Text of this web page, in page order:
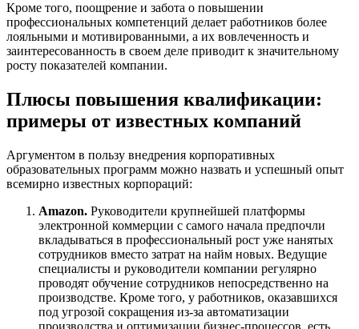
Кроме того, поощрение и забота о повышении
профессиональных компетенций делает работников более
лояльными и мотивированными, а их вовлеченность и
заинтересованность в своем деле приводит к значительному
росту показателей компании.
Плюсы повышения квалификации:
примеры от известных компаний
Аргументом в пользу внедрения корпоративных
образовательных программ можно назвать и успешный опыт
всемирно известных корпораций:
Amazon. Руководители крупнейшей платформы
электронной коммерции с самого начала предпочли
вкладываться в профессиональный рост уже нанятых
сотрудников вместо затрат на найм новых. Ведущие
специалисты и руководители компании регулярно
проводят обучение сотрудников непосредственно на
производстве. Кроме того, у работников, оказавшихся
под угрозой сокращения из-за автоматизации
производства и оптимизации бизнес-процессов, есть